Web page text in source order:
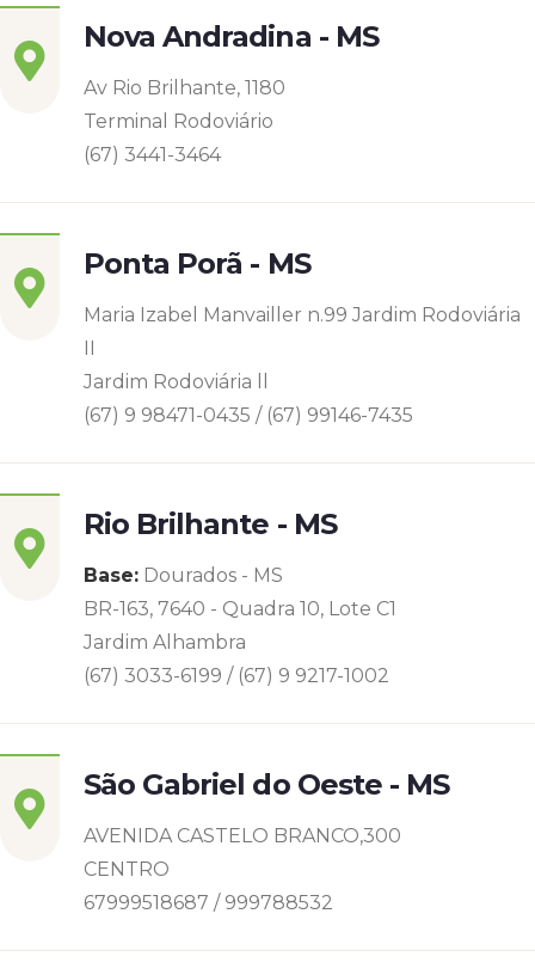
Nova Andradina - MS
Av Rio Brilhante, 1180
Terminal Rodoviário
(67) 3441-3464
Ponta Porã - MS
Maria Izabel Manvailler n.99 Jardim Rodoviária
II
Jardim Rodoviária ll
(67) 9 98471-0435 / (67) 99146-7435
Rio Brilhante - MS
Base: Dourados - MS
BR-163, 7640 - Quadra 10, Lote C1
Jardim Alhambra
(67) 3033-6199 / (67) 9 9217-1002
São Gabriel do Oeste - MS
AVENIDA CASTELO BRANCO,300
CENTRO
67999518687 / 999788532